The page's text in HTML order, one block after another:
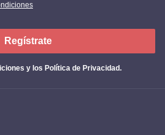
y los Política de Privacidad.
Regístrate